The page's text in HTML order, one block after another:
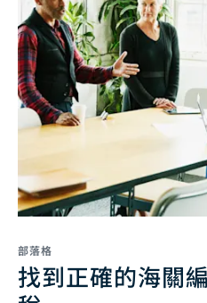
部落格
找到正確的海關